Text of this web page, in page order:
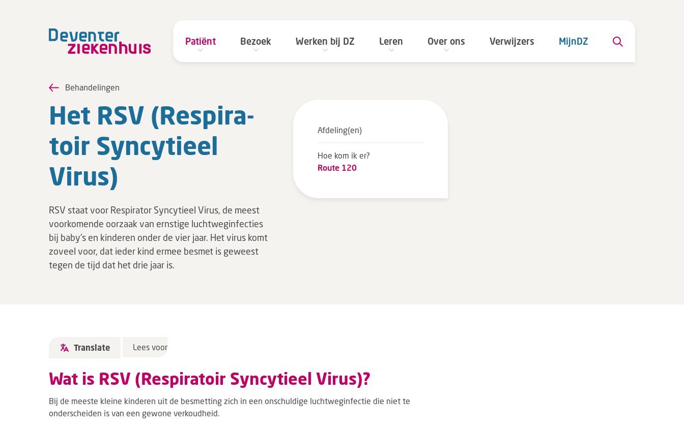
Patiënt Bezoek Werken bij DZ Leren Over ons Verwijzers MijnDZ
Behandelingen
Het RSV (Res­pi­ra­
toir Syn­cy­ti­eel
Virus)
RSV staat voor Respirator Syncytieel Virus, de meest
voorkomende oorzaak van ernstige luchtweginfecties
bij baby’s en kinderen onder de vier jaar. Het virus komt
zoveel voor, dat ieder kind ermee besmet is geweest
tegen de tijd dat het drie jaar is.
Afdeling(en)
Hoe kom ik er?
Route 120
Translate Lees voor
Wat is RSV (Respiratoir Syncytieel Virus)?
Bij de meeste kleine kinderen uit de besmetting zich in een onschuldige luchtweginfectie die niet te
onderscheiden is van een gewone verkoudheid.